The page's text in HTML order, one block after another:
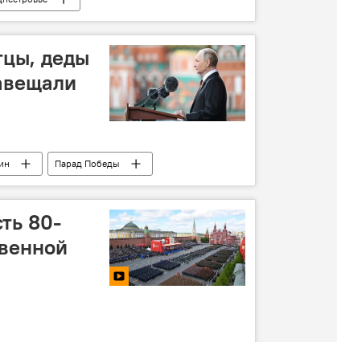
деды
Парад Победы
80-